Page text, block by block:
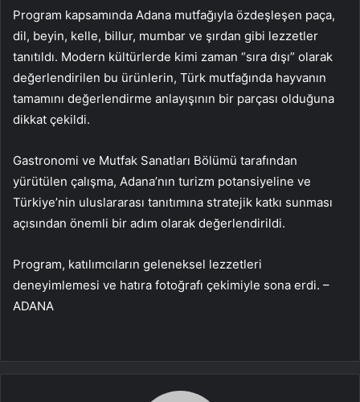
Program kapsamında Adana mutfağıyla özdeşleşen paça,
dil, beyin, kelle, billur, mumbar ve şırdan gibi lezzetler
tanıtıldı. Modern kültürlerde kimi zaman “sıra dışı” olarak
değerlendirilen bu ürünlerin, Türk mutfağında hayvanın
tamamını değerlendirme anlayışının bir parçası olduğuna
dikkat çekildi.
Gastronomi ve Mutfak Sanatları Bölümü tarafından
yürütülen çalışma, Adana’nın turizm potansiyeline ve
Türkiye’nin uluslararası tanıtımına stratejik katkı sunması
açısından önemli bir adım olarak değerlendirildi.
Program, katılımcıların geleneksel lezzetleri
deneyimlemesi ve hatıra fotoğrafı çekimiyle sona erdi. –
ADANA